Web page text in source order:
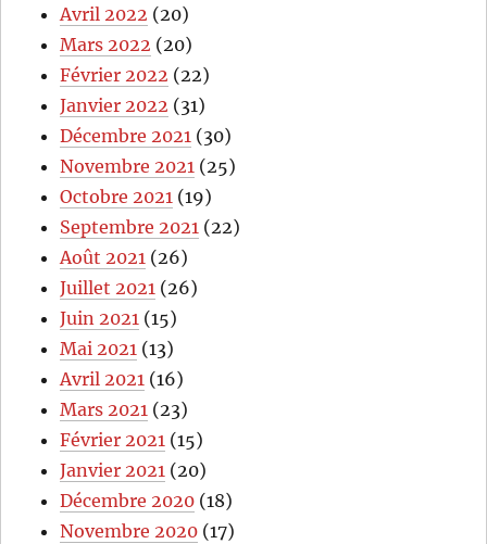
Avril 2022 (20)
Mars 2022 (20)
Février 2022 (22)
Janvier 2022 (31)
Décembre 2021 (30)
Novembre 2021 (25)
Octobre 2021 (19)
Septembre 2021 (22)
Août 2021 (26)
Juillet 2021 (26)
Juin 2021 (15)
Mai 2021 (13)
Avril 2021 (16)
Mars 2021 (23)
Février 2021 (15)
Janvier 2021 (20)
Décembre 2020 (18)
Novembre 2020 (17)